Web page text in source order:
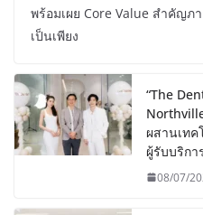
พร้อมเผย Core Value สำคัญภ
เป็นเพียง
“The
ผสานเทค
ผู้รับบริกา
08/07/